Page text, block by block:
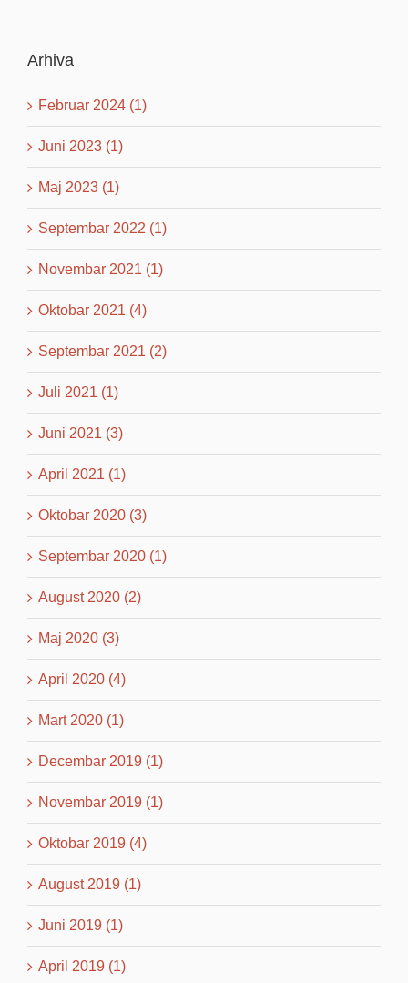
Arhiva
Februar 2024 (1)
Juni 2023 (1)
Maj 2023 (1)
Septembar 2022 (1)
Novembar 2021 (1)
Oktobar 2021 (4)
Septembar 2021 (2)
Juli 2021 (1)
Juni 2021 (3)
April 2021 (1)
Oktobar 2020 (3)
Septembar 2020 (1)
August 2020 (2)
Maj 2020 (3)
April 2020 (4)
Mart 2020 (1)
Decembar 2019 (1)
Novembar 2019 (1)
Oktobar 2019 (4)
August 2019 (1)
Juni 2019 (1)
April 2019 (1)